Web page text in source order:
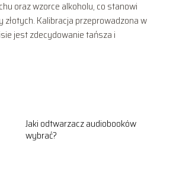
oraz wzorce alkoholu, co stanowi
Kalibracja przeprowadzona w
jest zdecydowanie tańsza i
Jaki odtwarzacz audiobooków
wybrać?